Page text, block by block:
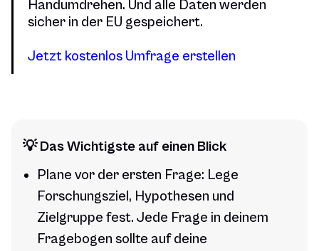
Handumdrehen. Und alle Daten werden
sicher in der EU gespeichert.
Jetzt kostenlos Umfrage erstellen
💡 Das Wichtigste auf einen Blick
Plane vor der ersten Frage: Lege
Forschungsziel, Hypothesen und
Zielgruppe fest. Jede Frage in deinem
Fragebogen sollte auf deine